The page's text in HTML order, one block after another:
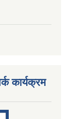
कार्यक्रम